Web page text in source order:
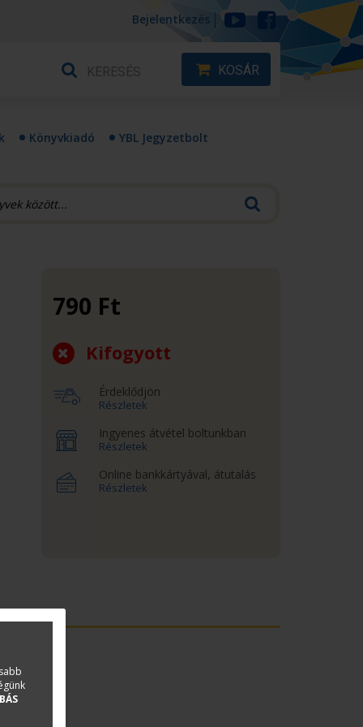
Bejelentkezés
KOSÁR
Könyvkiadó YBL Jegyzetbolt
790 Ft
Kifogyott
Érdeklődjön
Részletek
Ingyenes átvétel boltunkban
Részletek
Online bankkártyával, átutalás
Részletek